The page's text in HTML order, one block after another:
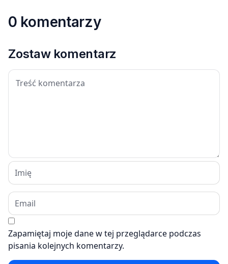
0 komentarzy
Zostaw komentarz
Zapamiętaj moje dane w tej przeglądarce podczas
pisania kolejnych komentarzy.